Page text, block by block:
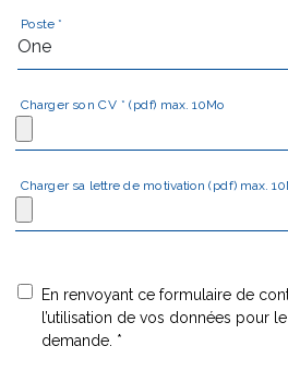
Poste *
Charger son CV * (pdf) max. 10Mo
Charger sa lettre de motivation (pdf) max.
En renvoyant ce formulaire de
l’utilisation de vos données pour
demande. *